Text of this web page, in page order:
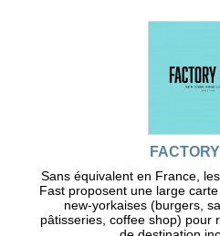
Sans équivalent en France,
Fast proposent une large
new-yorkaises (burgers,
pâtisseries, coffee shop) pour